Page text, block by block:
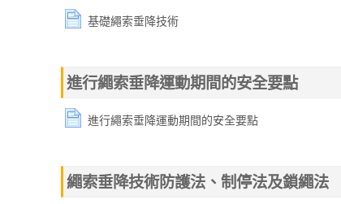
基礎繩索垂降技術
進行繩索垂降運動期間的安全要點
進行繩索垂降運動期間的安全要點
繩索垂降技術防護法、制停法及鎖繩法